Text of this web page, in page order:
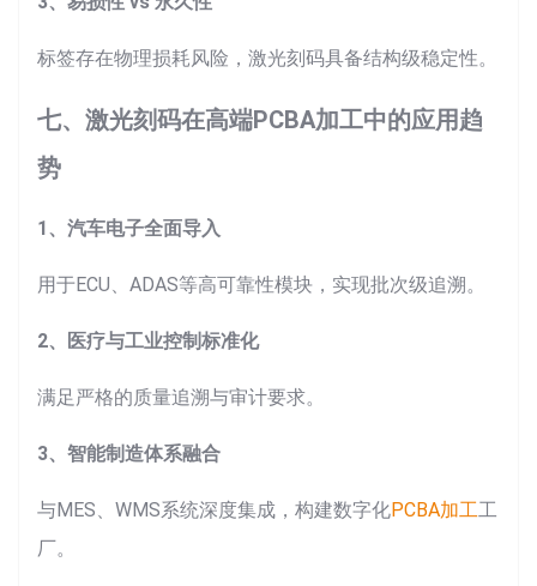
标签存在物理损耗风险，激光刻码具备结构级稳定性。
七、激光刻码在高端PCBA加工中的应用趋
势
1、汽车电子全面导入
用于ECU、ADAS等高可靠性模块，实现批次级追溯。
2、医疗与工业控制标准化
满足严格的质量追溯与审计要求。
3、智能制造体系融合
与MES、WMS系统深度集成，构建数字化PCBA加工工
厂。